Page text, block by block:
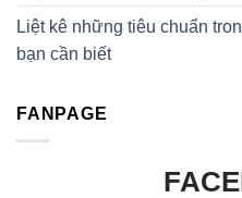
Liệt kê những tiêu chuẩn
bạn cần biết
FANPAGE